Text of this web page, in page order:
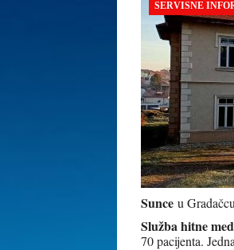
SERVISNE
Sunce u
Služba hitne
70 pacijenta.